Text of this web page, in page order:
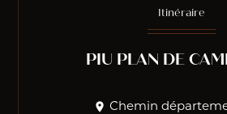
Itinéraire
PIU PLAN DE
location_on Chemin